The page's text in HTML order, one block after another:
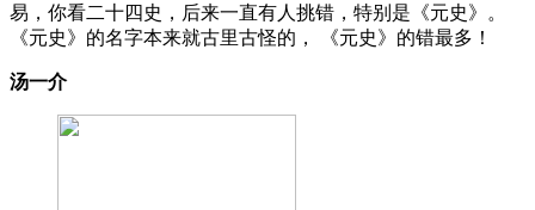
易，你看二十四史，后来一直有人挑错，特别是《元史》。
《元史》的名字本来就古里古怪的， 《元史》的错最多！
汤一介